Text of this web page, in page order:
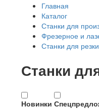
Главная
Каталог
Станки для
Фрезерное и
Станки для
Станки
Новинки